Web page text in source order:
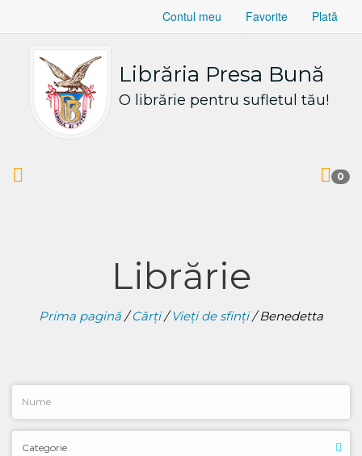
Contul meu Favorite Plată
Librăria Presa Bună
O librărie pentru sufletul tău!
0
Librărie
Prima pagină /Cărți/Vieți de sfinți/ Benedetta